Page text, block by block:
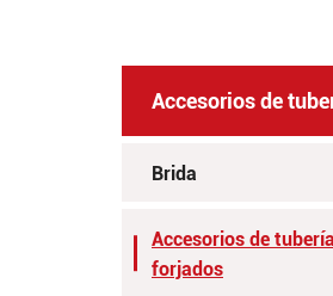
Accesorios de
Brida
Accesorios de tubería
forjados